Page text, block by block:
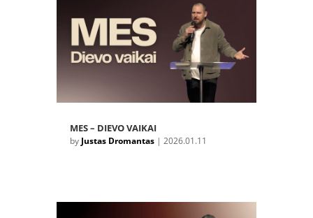
MES – DIEVO VAIKAI
by Justas Dromantas| 2026.01.11